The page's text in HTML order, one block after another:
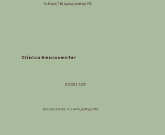
Clínica Neurocenter
Av. Brasil, 760, Iguaçu, Ipatinga-MG
(31) 3822-3535
Rua Jacarandá, 120, Horto, Ipatinga-MG